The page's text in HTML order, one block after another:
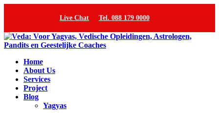
Live Chat Tel. 088 179 0000
Home
About Us
Services
Project
Blog
Yagyas